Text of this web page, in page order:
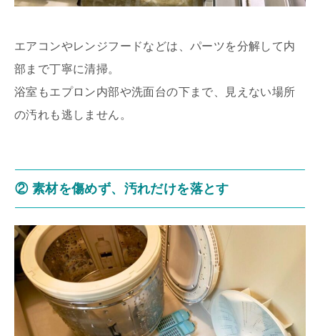
エアコンやレンジフードなどは、パーツを分解して内
部まで丁寧に清掃。
浴室もエプロン内部や洗面台の下まで、見えない場所
の汚れも逃しません。
② 素材を傷めず、汚れだけを落とす